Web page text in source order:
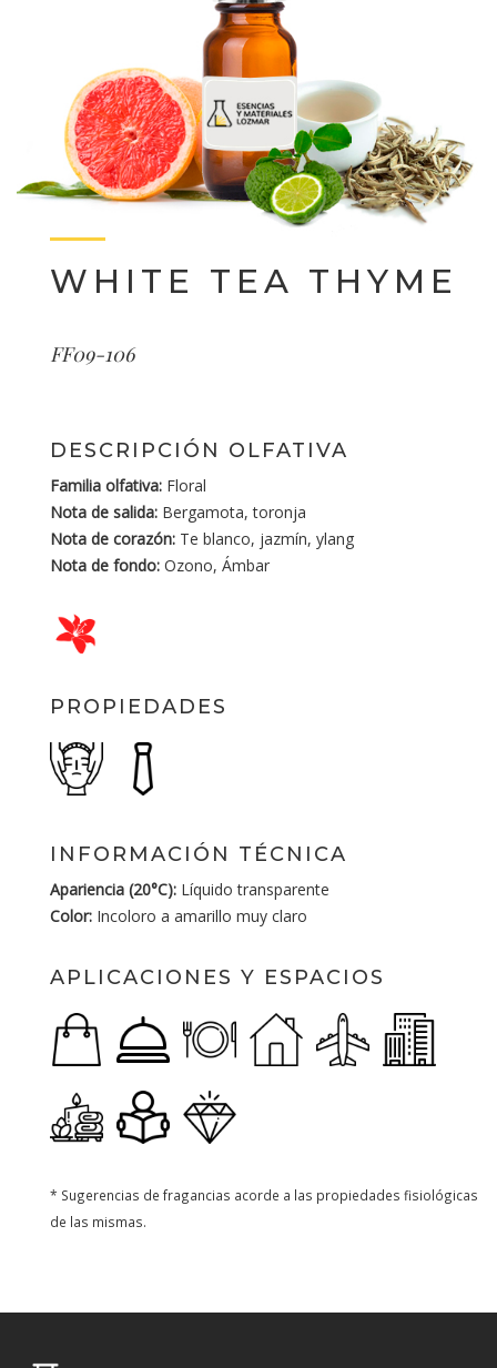
WHITE TEA THYME
FF09-106
DESCRIPCIÓN OLFATIVA
Familia olfativa: Floral
Nota de salida: Bergamota, toronja
Nota de corazón: Te blanco, jazmín, ylang
Nota de fondo: Ozono, Ámbar
PROPIEDADES
INFORMACIÓN TÉCNICA
Apariencia (20°C): Líquido transparente
Color: Incoloro a amarillo muy claro
APLICACIONES Y ESPACIOS
* Sugerencias de fragancias acorde a las propiedades fisiológicas
de las mismas.